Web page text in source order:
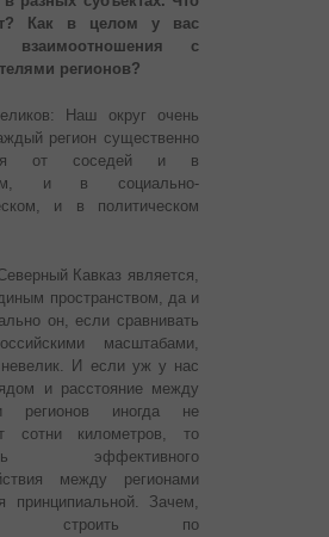
Как в целом у вас
взаимоотношения с
регионов?
Наш округ очень
регион существенно
от соседей и в
и в социально-
и в политическом
Кавказ является,
пространством, да и
он, если сравнивать
масштабами,
И если уж у нас
и расстояние между
регионов иногда не
сотни километров, то
эффективного
между регионами
принципиальной. Зачем,
строить по